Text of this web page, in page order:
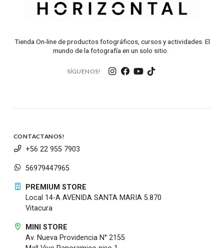
Tienda On-line de productos fotográficos, cursos y actividades. El
mundo de la fotografía en un solo sitio.
SÍGUENOS!
CONTACTANOS!
+56 22 955 7903
56979447965
PREMIUM STORE
Local 14-A AVENIDA SANTA MARIA 5.870
Vitacura
MINI STORE
Av. Nueva Providencia N° 2155